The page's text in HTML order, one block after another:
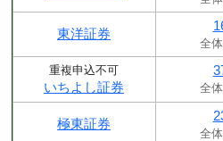
東洋証券
全
重複申込不可
いちよし証券 全
極東証券
全